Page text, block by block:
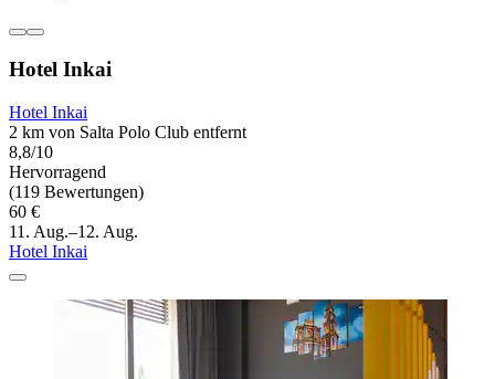
Hotel Inkai
Hotel Inkai
2 km von Salta Polo Club entfernt
8,8/10
Hervorragend
(119 Bewertungen)
60 €
11. Aug.–12. Aug.
Hotel Inkai